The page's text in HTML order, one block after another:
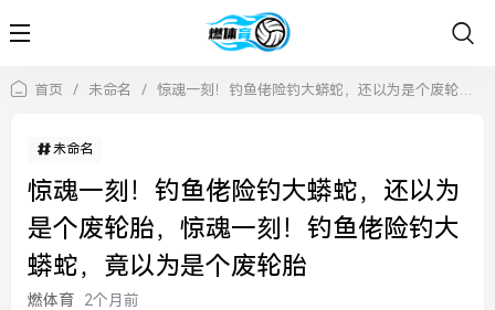
首页 / 未命名 / 惊魂一刻！钓鱼佬险钓大蟒蛇，还以为是个废轮胎，惊魂一刻！钓鱼佬险钓大蟒蛇，竟以为是个废轮胎
未命名
惊魂一刻！钓鱼佬险钓大蟒蛇，还以为
是个废轮胎，惊魂一刻！钓鱼佬险钓大
蟒蛇，竟以为是个废轮胎
燃体育 2个月前